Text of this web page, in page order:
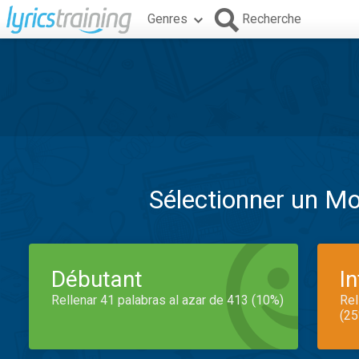
Genres Recherche
Sélectionner un
Débutant
Rellenar 41 palabras al azar de 413 (10%)